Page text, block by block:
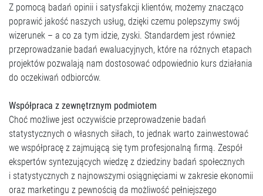
Z pomocą badań opinii i satysfakcji klientów, możemy znacząco
poprawić jakość naszych usług, dzięki czemu polepszymy swój
wizerunek – a co za tym idzie, zyski. Standardem jest również
przeprowadzanie badań ewaluacyjnych, które na różnych etapach
projektów pozwalają nam dostosować odpowiednio kurs działania
do oczekiwań odbiorców.
Współpraca z zewnętrznym podmiotem
Choć możliwe jest oczywiście przeprowadzenie badań
statystycznych o własnych siłach, to jednak warto zainwestować
we współpracę z zajmującą się tym profesjonalną firmą. Zespół
ekspertów syntezujących wiedzę z dziedziny badań społecznych
i statystycznych z najnowszymi osiągnięciami w zakresie ekonomii
oraz marketingu z pewnością da możliwość pełniejszego